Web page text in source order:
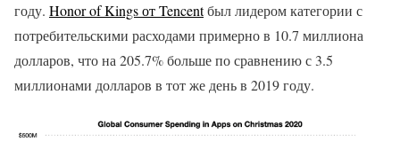
году. Honor of Kings от Tencentбыл лидером категории с
потребительскими расходами примерно в 10.7 миллиона
долларов, что на 205.7% больше по сравнению с 3.5
миллионами долларов в тот же день в 2019 году.